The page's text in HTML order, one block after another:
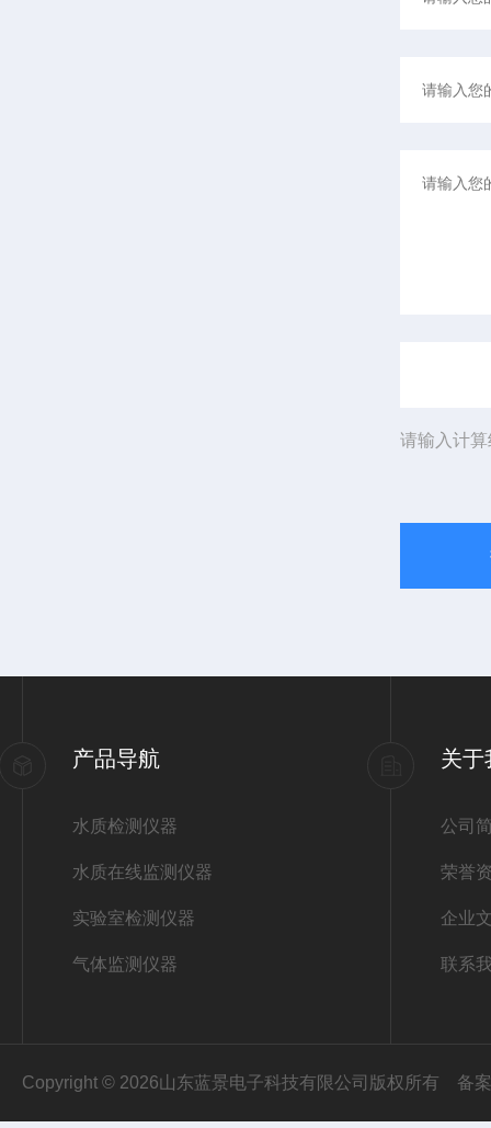
请输入计
产品导航
水质检测仪器
水质在线监测仪器
实验室检测仪器
气体监测仪器
关于
公司
荣誉
企业
联系
Copyright © 2026山东蓝景电子科技有限公司版权所有 备